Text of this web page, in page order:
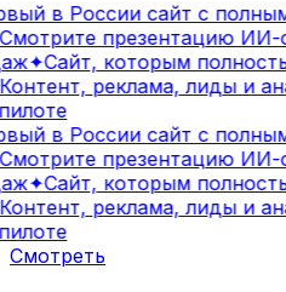
в России сайт с
презентацию ИИ-
✦Сайт, которым
реклама, лиды и
в России сайт с
презентацию ИИ-
✦Сайт, которым
реклама, лиды и
Смотреть